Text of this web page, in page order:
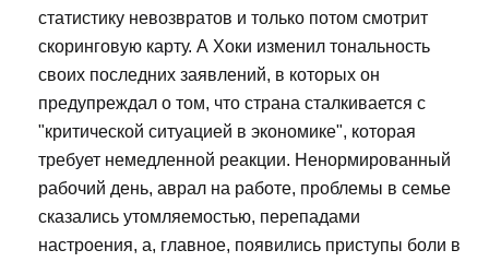
статистику невозвратов и только потом смотрит
скоринговую карту. А Хоки изменил тональность
своих последних заявлений, в которых он
предупреждал о том, что страна сталкивается с
"критической ситуацией в экономике", которая
требует немедленной реакции. Ненормированный
рабочий день, аврал на работе, проблемы в семье
сказались утомляемостью, перепадами
настроения, а, главное, появились приступы боли в